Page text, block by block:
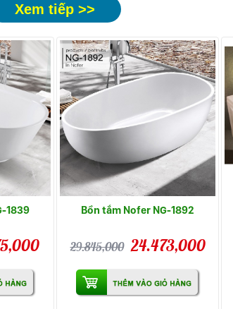
Xem tiếp >>
1839 Bồn tắm Nofer NG-1892
29.845,000 24.473,000